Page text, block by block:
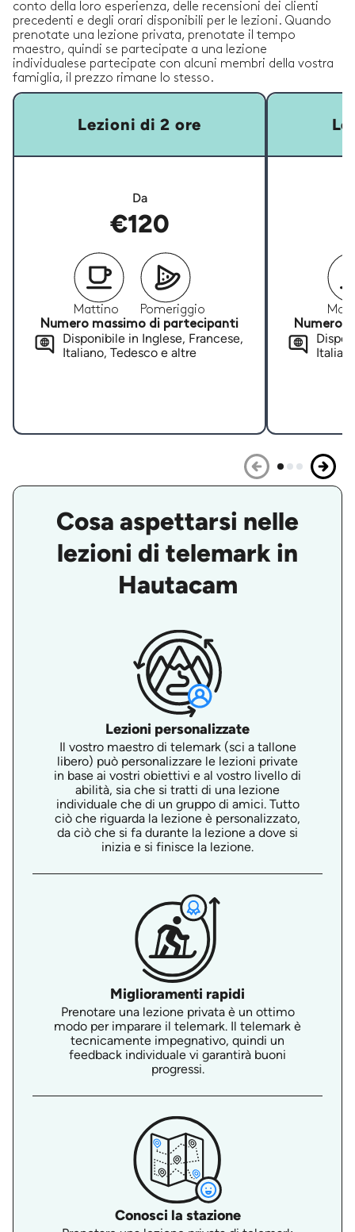
conto della loro esperienza, delle recensioni dei clienti
precedenti e degli orari disponibili per le lezioni. Quando
prenotate una lezione privata, prenotate il tempo
maestro, quindi se partecipate a una lezione
individualese partecipate con alcuni membri della vostra
famiglia, il prezzo rimane lo stesso.
Lezioni di 2 ore
Da
€120
Mattino
Pomeriggio
Numero massimo di partecipanti
Disponibile in Inglese, Francese,
Italiano, Tedesco e altre
Numero
Cosa aspettarsi nelle
lezioni di telemark in
Hautacam
Lezioni personalizzate
Il vostro maestro di telemark (sci a tallone
libero) può personalizzare le lezioni private
in base ai vostri obiettivi e al vostro livello di
abilità, sia che si tratti di una lezione
individuale che di un gruppo di amici. Tutto
ciò che riguarda la lezione è personalizzato,
da ciò che si fa durante la lezione a dove si
inizia e si finisce la lezione.
Miglioramenti rapidi
Prenotare una lezione privata è un ottimo
modo per imparare il telemark. Il telemark è
tecnicamente impegnativo, quindi un
feedback individuale vi garantirà buoni
progressi.
Conosci la stazione